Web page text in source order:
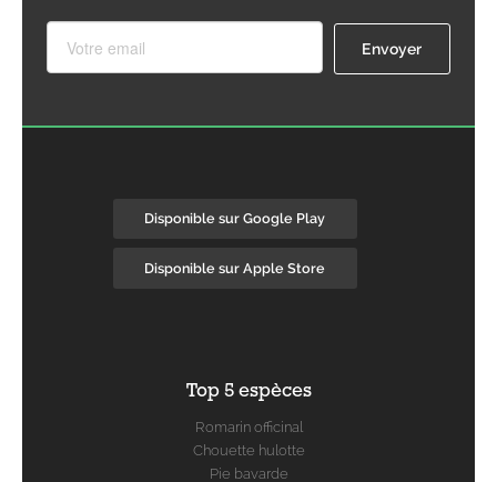
Disponible sur Google Play
Disponible sur Apple Store
Top 5 espèces
Romarin officinal
Chouette hulotte
Pie bavarde